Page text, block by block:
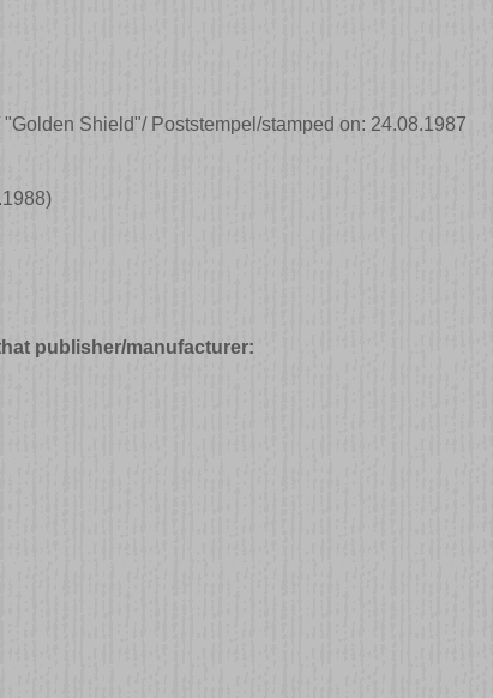
Shield"/ Poststempel/stamped on: 24.08.1987
publisher/manufacturer: